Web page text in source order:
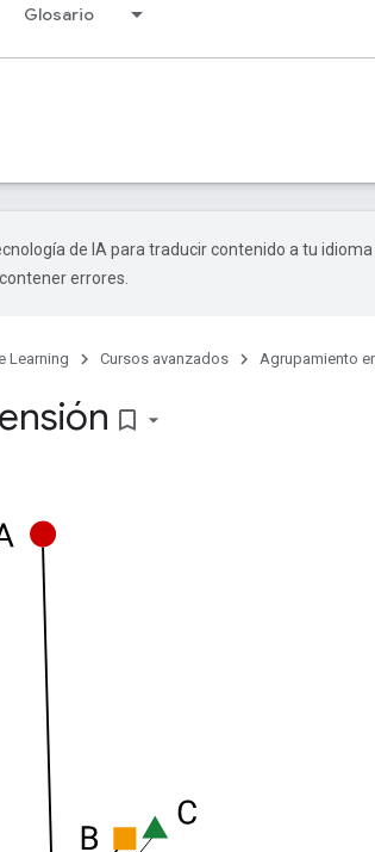
Glosario
de IA para traducir contenido a tu
errores.
Learning Cursos avanzados Agrupamiento
bookmark_border